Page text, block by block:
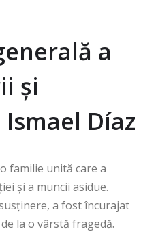
a
și
Díaz
familie unită care a
și a muncii asidue.
a fost încurajat
la o vârstă fragedă.